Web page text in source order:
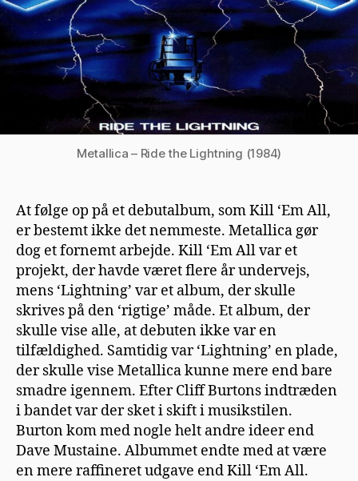
(1984)
Metallica – Ride the Lightning (1984)
At følge op på et debutalbum, som Kill ‘Em All,
er bestemt ikke det nemmeste. Metallica gør
dog et fornemt arbejde. Kill ‘Em All var et
projekt, der havde været flere år undervejs,
mens ‘Lightning’ var et album, der skulle
skrives på den ‘rigtige’ måde. Et album, der
skulle vise alle, at debuten ikke var en
tilfældighed. Samtidig var ‘Lightning’ en plade,
der skulle vise Metallica kunne mere end bare
smadre igennem. Efter Cliff Burtons indtræden
i bandet var der sket i skift i musikstilen.
Burton kom med nogle helt andre ideer end
Dave Mustaine. Albummet endte med at være
en mere raffineret udgave end Kill ‘Em All.